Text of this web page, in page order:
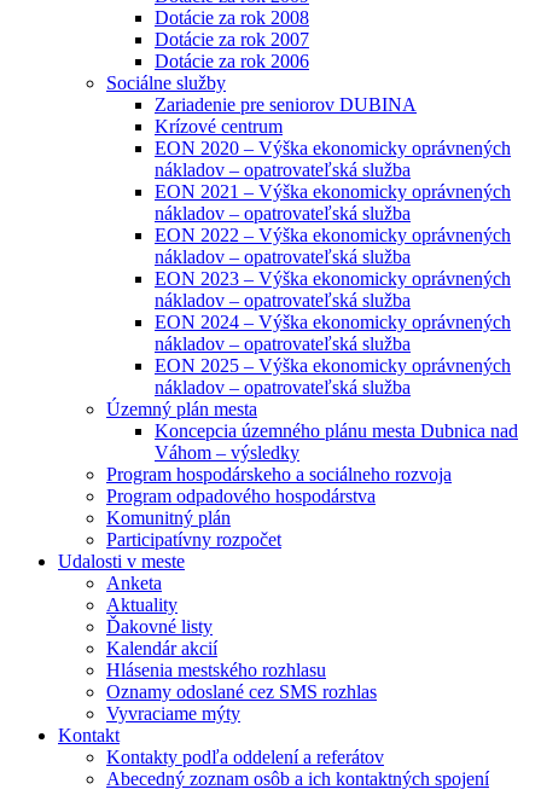
Dotácie za rok 2008
Dotácie za rok 2007
Dotácie za rok 2006
Sociálne služby
Zariadenie pre seniorov DUBINA
Krízové centrum
EON 2020 – Výška ekonomicky oprávnených
nákladov – opatrovateľská služba
EON 2021 – Výška ekonomicky oprávnených
nákladov – opatrovateľská služba
EON 2022 – Výška ekonomicky oprávnených
nákladov – opatrovateľská služba
EON 2023 – Výška ekonomicky oprávnených
nákladov – opatrovateľská služba
EON 2024 – Výška ekonomicky oprávnených
nákladov – opatrovateľská služba
EON 2025 – Výška ekonomicky oprávnených
nákladov – opatrovateľská služba
Územný plán mesta
Koncepcia územného plánu mesta Dubnica nad
Váhom – výsledky
Program hospodárskeho a sociálneho rozvoja
Program odpadového hospodárstva
Komunitný plán
Participatívny rozpočet
Udalosti v meste
Anketa
Aktuality
Ďakovné listy
Kalendár akcií
Hlásenia mestského rozhlasu
Oznamy odoslané cez SMS rozhlas
Vyvraciame mýty
Kontakt
Kontakty podľa oddelení a referátov
Abecedný zoznam osôb a ich kontaktných spojení